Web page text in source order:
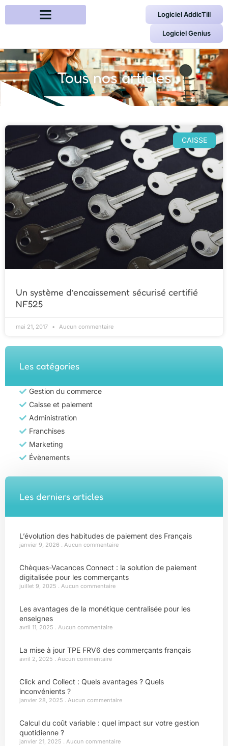
Logiciel AddicTill
Logiciel Genius
Tous nos articles
CAISSE
Un système d’encaissement sécurisé certifié
NF525
mai 21, 2017 Aucun commentaire
Les catégories
Gestion du commerce
Caisse et paiement
Administration
Franchises
Marketing
Évènements
Les derniers articles
L’évolution des habitudes de paiement des Français
janvier 9, 2026 Aucun commentaire
Chèques-Vacances Connect : la solution de paiement
digitalisée pour les commerçants
juillet 9, 2025 Aucun commentaire
Les avantages de la monétique centralisée pour les
enseignes
avril 11, 2025 Aucun commentaire
La mise à jour TPE FRV6 des commerçants français
avril 2, 2025 Aucun commentaire
Click and Collect : Quels avantages ? Quels
inconvénients ?
janvier 28, 2025 Aucun commentaire
Calcul du coût variable : quel impact sur votre gestion
quotidienne ?
janvier 21, 2025 Aucun commentaire